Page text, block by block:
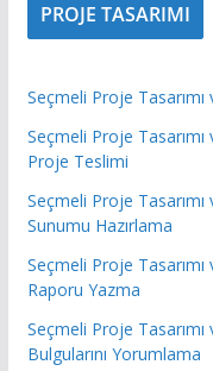
PROJE TASARIMI
Seçmeli Proje Tasarımı
Seçmeli Proje
Proje Teslimi
Seçmeli Proje
Sunumu Hazırlama
Seçmeli Proje
Raporu Yazma
Seçmeli Proje
Bulgularını Yorumlama